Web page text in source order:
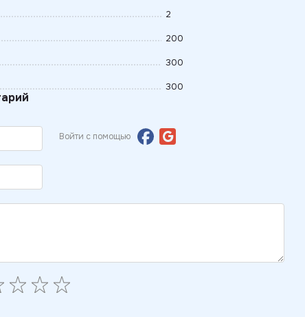
2
200
300
300
Войти с помощью